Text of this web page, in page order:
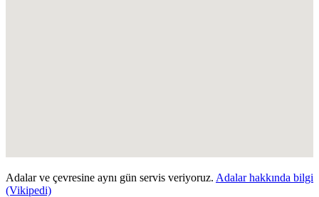
Adalarve çevresine aynı gün servis veriyoruz. Adalarhakkında bilgi
(Vikipedi)